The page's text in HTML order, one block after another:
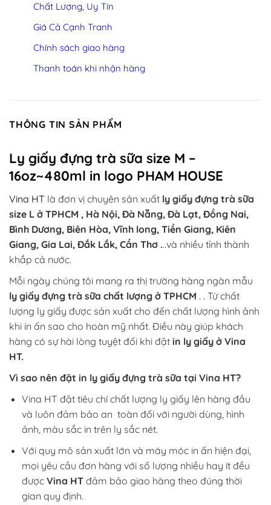
Chất Lượng, Uy Tín
Giá Cả Cạnh Tranh
Chính sách giao hàng
Thanh toán khi nhận hàng
THÔNG TIN SẢN PHẨM
Ly giấy đựng trà sữa size M –
16oz~480ml in logo PHAM HOUSE
Vina HT là đơn vị chuyên sản xuất ly giấy đựng trà sữa
size L ở TPHCM , Hà Nội, Đà Nẵng, Đà Lạt, Đồng Nai,
Bình Dương, Biên Hòa, Vĩnh long, Tiền Giang, Kiên
Giang, Gia Lai, Đắk Lắk, Cần Thơ ...và nhiều tỉnh thành
khắp cả nước.
Mỗi ngày chúng tôi mang ra thị trường hàng ngàn mẫu
ly giấy đựng trà sữa chất lượng ở TPHCM . . Từ chất
lượng ly giấy được sản xuất cho đến chất lượng hình ảnh
khi in ấn sao cho hoàn mỹ nhất. Điều này giúp khách
hàng có sự hài lòng tuyệt đối khi đặt in ly giấy ở Vina
HT.
Vì sao nên đặt in ly giấy đựng trà sữa tại Vina HT?
Vina HT đặt tiêu chí chất lượng ly giấy lên hàng đầu
và luôn đảm bảo an toàn đối với người dùng, hình
ảnh, màu sắc in trên ly sắc nét.
Với quy mô sản xuất lớn và máy móc in ấn hiện đại,
mọi yêu cầu đơn hàng với số lượng nhiều hay ít đều
được Vina HT đảm bảo giao hàng theo đúng thời
gian quy định.